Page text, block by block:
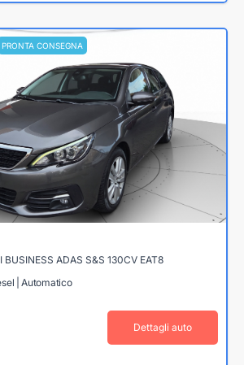
PRONTA CONSEGNA
BUSINESS ADAS S&S 130CV EAT8
| Automatico
Dettagli auto